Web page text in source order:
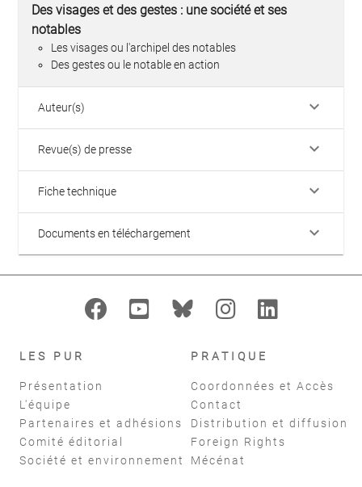
Des visages et des gestes : une société et ses
notables
Les visages ou l'archipel des notables
Des gestes ou le notable en action
Auteur(s) keyboard_arrow_down
Revue(s) de presse keyboard_arrow_down
Fiche technique keyboard_arrow_down
Documents en téléchargement keyboard_arrow_down
LES PUR
Présentation
L'équipe
Partenaires et adhésions
Comité éditorial
Société et environnement
PRATIQUE
Coordonnées et Accès
Contact
Distribution et diffusion
Foreign Rights
Mécénat